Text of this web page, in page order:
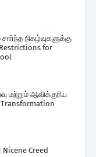
நிகழ்வுகளுக்கு
for
மற்றும் ஆவிக்குரிய
Nicene Creed